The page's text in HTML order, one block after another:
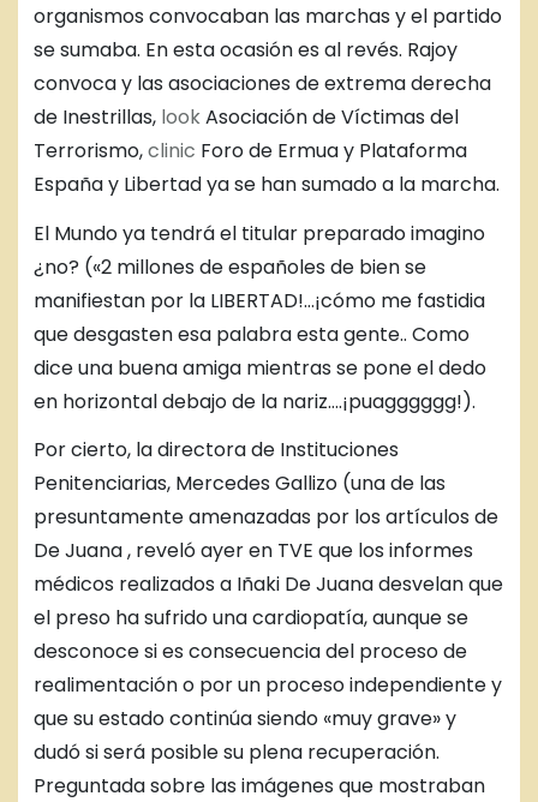
organismos convocaban las marchas y el partido
se sumaba. En esta ocasión es al revés. Rajoy
convoca y las asociaciones de extrema derecha
de Inestrillas, lookAsociación de Víctimas del
Terrorismo,clinic Foro de Ermua y Plataforma
España y Libertad ya se han sumado a la marcha.
El Mundo ya tendrá el titular preparado imagino
¿no? («2 millones de españoles de bien se
manifiestan por la LIBERTAD!…¡cómo me fastidia
que desgasten esa palabra esta gente.. Como
dice una buena amiga mientras se pone el dedo
en horizontal debajo de la nariz….¡puagggggg!).
Por cierto, la directora de Instituciones
Penitenciarias, Mercedes Gallizo (una de las
presuntamente amenazadas por los artículos de
De Juana , reveló ayer en TVE que los informes
médicos realizados a Iñaki De Juana desvelan que
el preso ha sufrido una cardiopatía, aunque se
desconoce si es consecuencia del proceso de
realimentación o por un proceso independiente y
que su estado continúa siendo «muy grave» y
dudó si será posible su plena recuperación.
Preguntada sobre las imágenes que mostraban